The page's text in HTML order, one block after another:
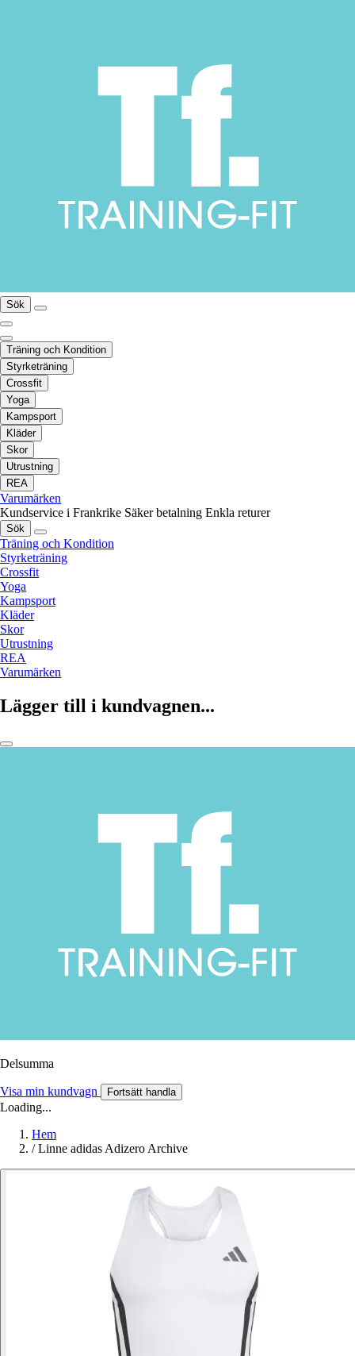
Sök
Träning och Kondition
Styrketräning
Crossfit
Yoga
Kampsport
Kläder
Skor
Utrustning
REA
Varumärken
Kundservice i Frankrike Säker betalning Enkla returer
Sök
Träning och Kondition
Styrketräning
Crossfit
Yoga
Kampsport
Kläder
Skor
Utrustning
REA
Varumärken
Lägger till i kundvagnen...
Delsumma
Visa min kundvagn Fortsätt handla
Loading...
Hem
/ Linne adidas Adizero Archive